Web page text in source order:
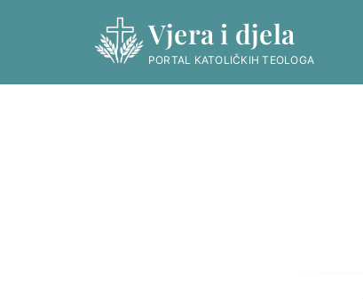
Vjera i djela
PORTAL KATOLIČKIH TEOLOGA